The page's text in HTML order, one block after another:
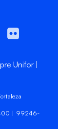
Unifor
| 99246-